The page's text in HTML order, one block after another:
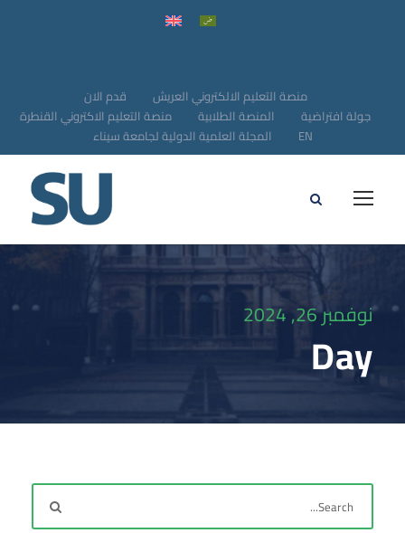
قدم الان
منصة التعليم الالكتروني العريش
منصة التعليم الاكتروني القنطرة
المنصة الطلابية
جولة افتراضية
المجلة العلمية الدولية لجامعة سيناء
EN
نوفمبر 26, 2024
Day